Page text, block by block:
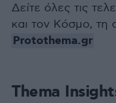
Thema
Δείτε όλες τις
και τον Κόσμο, τη
Protothema.gr